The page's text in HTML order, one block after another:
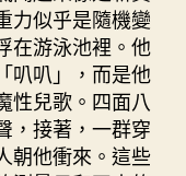
力似乎是隨機變
在游泳池裡。他
叭叭」，而是他
性兒歌。四面八
，接著，一群穿
朝他衝來。這些